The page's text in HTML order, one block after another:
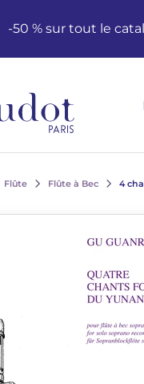
-50 % sur tout le
Flûte Flûte à Bec 4